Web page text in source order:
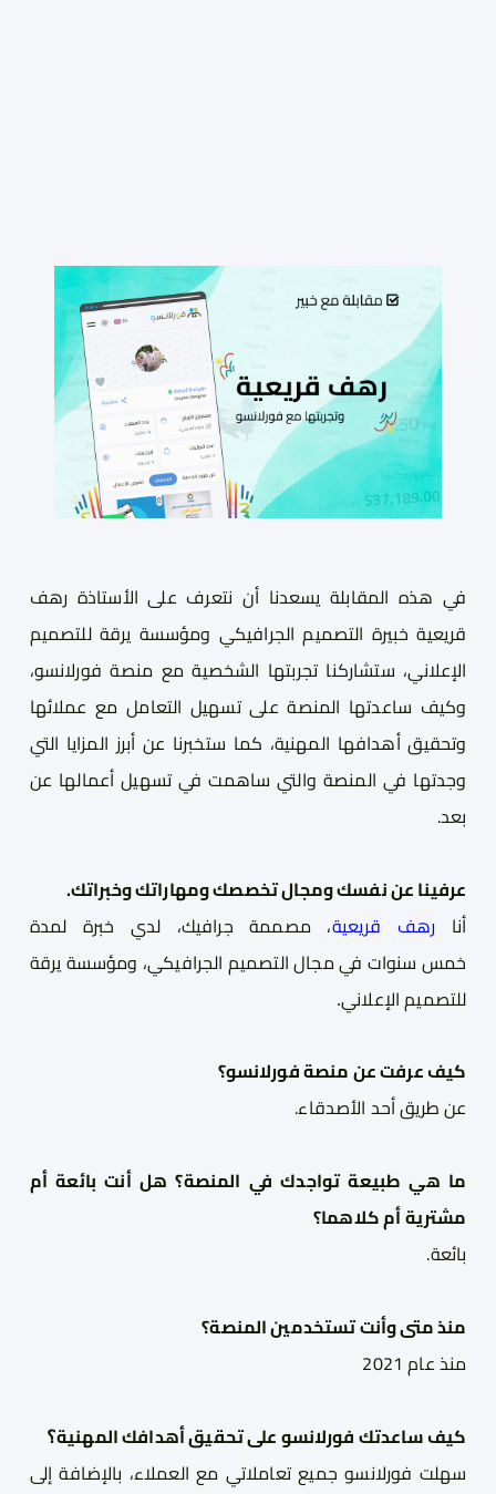
في هذه المقابلة يسعدنا أن نتعرف على الأستاذة رهف
قريعية خبيرة التصميم الجرافيكي ومؤسسة يرقة للتصميم
الإعلاني، ستشاركناتجربتها الشخصية مع منصة فورلانسو،
وكيف ساعدتها المنصة على تسهيل التعامل مع عملائها
وتحقيق أهدافها المهنية، كما ستخبرنا عن أبرز المزايا التي
وجدتها في المنصة والتي ساهمت في تسهيل أعمالها عن
بعد.
عرفينا عننفسكومجال تخصصك ومهاراتك وخبراتك.
أنا رهف قريعية، مصممة جرافيك، لدي خبرة لمدة
خمس سنوات في مجال التصميم الجرافيكي، ومؤسسة يرقة
للتصميم الإعلاني.
كيف عرفت عن منصة فورلانسو؟
عن طريق أحد الأصدقاء.
ما هي طبيعة تواجدك في المنصة؟ هل أنت بائعةأم
مشتريةأم كلاهما؟
بائعة.
منذ متى وأنت تستخدمين المنصة؟
منذ عام 2021
كيف ساعدتك فورلانسو على تحقيق أهدافك المهنية؟
سهلت فورلانسو جميع تعاملاتي مع العملاء، بالإضافة إلى